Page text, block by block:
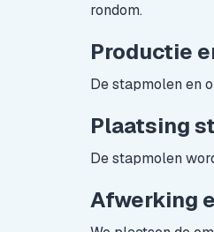
rondom.
Productie
De stapmolen en
Plaatsing
De stapmolen
Afwerking